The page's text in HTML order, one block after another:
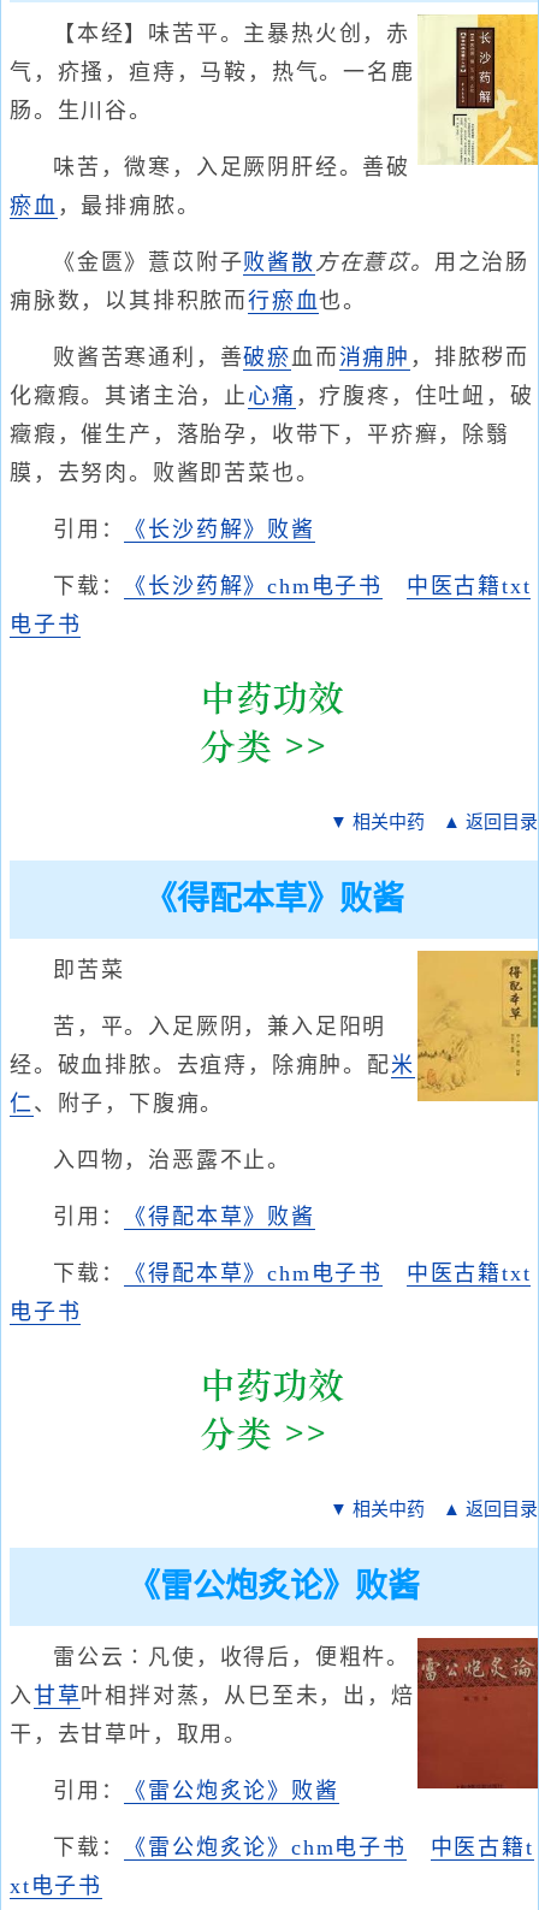
【本经】味苦平。主暴热火创，赤
气，疥搔，疸痔，马鞍，热气。一名鹿
肠。生川谷。
味苦，微寒，入足厥阴肝经。善破
瘀血 ，最排痈脓。
《金匮》薏苡附子败酱散 方在薏苡。 用之治肠
痈脉数，以其排积脓而行瘀血也。
败酱苦寒通利，善破瘀血而消痈肿 ，排脓秽而
化癥瘕。其诸主治，止 心痛 ，疗腹疼，住吐衄，破
癥瘕，催生产，落胎孕，收带下，平疥癣，除翳
膜，去努肉。败酱即苦菜也。
引用： 《长沙药解》败酱
下载： 《长沙药解》chm电子书
中医古籍txt
电子书
▼ 相关中药 ▲ 返回目录
《得配本草》败酱
即苦菜
苦，平。入足厥阴，兼入足阳明
经。破血排脓。去疽痔，除痈肿。配米
仁、附子，下腹痈。
入四物，治恶露不止。
引用： 《得配本草》败酱
下载： 《得配本草》chm电子书
中医古籍txt
电子书
▼ 相关中药 ▲ 返回目录
《雷公炮炙论》败酱
雷公云∶凡使，收得后，便粗杵。
入甘草叶相拌对蒸，从巳至未，出，焙
干，去甘草叶，取用。
引用： 《雷公炮炙论》败酱
下载： 《雷公炮炙论》chm电子书
中医古籍t
xt电子书